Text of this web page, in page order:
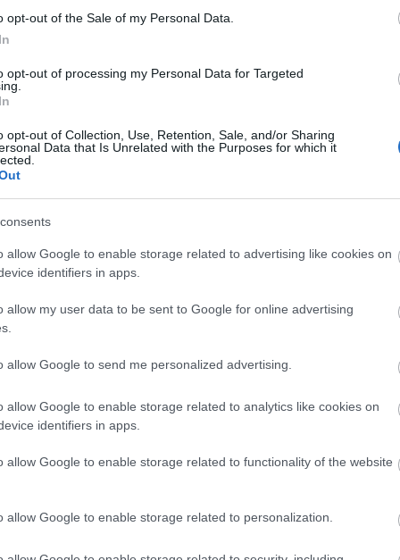
opt-out of the Sale of my Personal Data.
opt-out of processing my Personal Data for Targeted
opt-out of Collection, Use, Retention, Sale, and/or Sharing
Data that Is Unrelated with the Purposes for which it
allow Google to enable storage related to advertising like cookies on
identifiers in apps.
allow my user data to be sent to Google for online advertising
allow Google to send me personalized advertising.
allow Google to enable storage related to analytics like cookies on
identifiers in apps.
allow Google to enable storage related to functionality of the website
allow Google to enable storage related to personalization.
elsődleges megelőzés szerepét,
másrészt a politikaformálókat, hogy
elsődleges megelőzésnek. Mivel
nem lesz elegendő, szükség van a
nem kormányzati szervezetekkel
is. Az INCB elnöke, Atasoy elmondása szerint:
nemzeti és nemzetközi léptékben, minden
a szűkös erőforrások minél hathatósabb
elleni harc eredményességét".
mellett a kormányzatoknak egyaránt
elvétve drogokat használó fiatalokra, és azokra
vállal, hiszen a jelentés célkitűzései szinte
"Nemzeti Stratégia a kábítószer-probléma
szervezett, nagy hatalmú bűnszövetkezetek
használnak, hogy fenntartsák a kábítószer-
ellenőrzése miatt a kereskedők új utakat
ám még mindig képesek törvényes úton